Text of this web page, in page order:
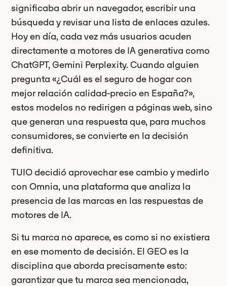
significaba abrir un navegador, escribir una
búsqueda y revisar una lista de enlaces azules.
Hoy en día, cada vez más usuarios acuden
directamente a motores de IA generativa como
ChatGPT, Gemini Perplexity. Cuando alguien
pregunta «¿Cuál es el seguro de hogar con
mejor relación calidad-precio en España?»,
estos modelos no redirigen a páginas web, sino
que generan una respuesta que, para muchos
consumidores, se convierte en la decisión
definitiva.
TUIO decidió aprovechar ese cambio y medirlo
con Omnia, una plataforma que analiza la
presencia de las marcas en las respuestas de
motores de IA.
Si tu marca no aparece, es como si no existiera
en ese momento de decisión. El GEO es la
disciplina que aborda precisamente esto:
garantizar que tu marca sea mencionada,